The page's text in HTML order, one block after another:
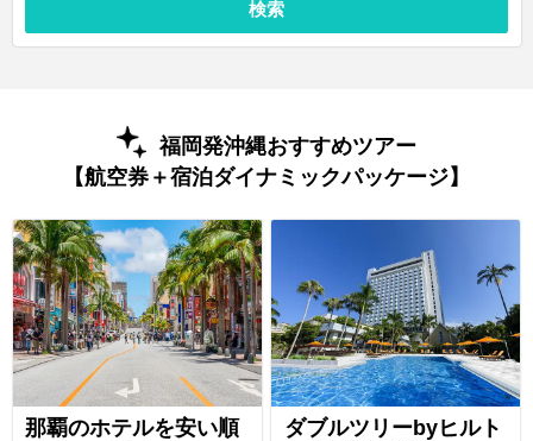
検索
福岡発沖縄おすすめツアー
【航空券＋宿泊ダイナミックパッケージ】
那覇のホテルを安い順
ダブルツリーbyヒルト